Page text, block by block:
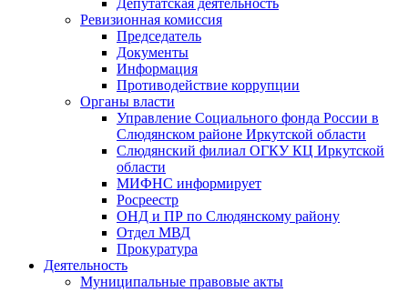
Депутатская деятельность
Ревизионная комиссия
Председатель
Документы
Информация
Противодействие коррупции
Органы власти
Управление Социального фонда России в
Слюдянском районе Иркутской области
Слюдянский филиал ОГКУ КЦ Иркутской
области
МИФНС информирует
Росреестр
ОНД и ПР по Слюдянскому району
Отдел МВД
Прокуратура
Деятельность
Муниципальные правовые акты